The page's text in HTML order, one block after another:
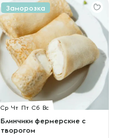
Заморозка
Ср Чт Пт Сб Вс
Блинчики фермерские с
творогом